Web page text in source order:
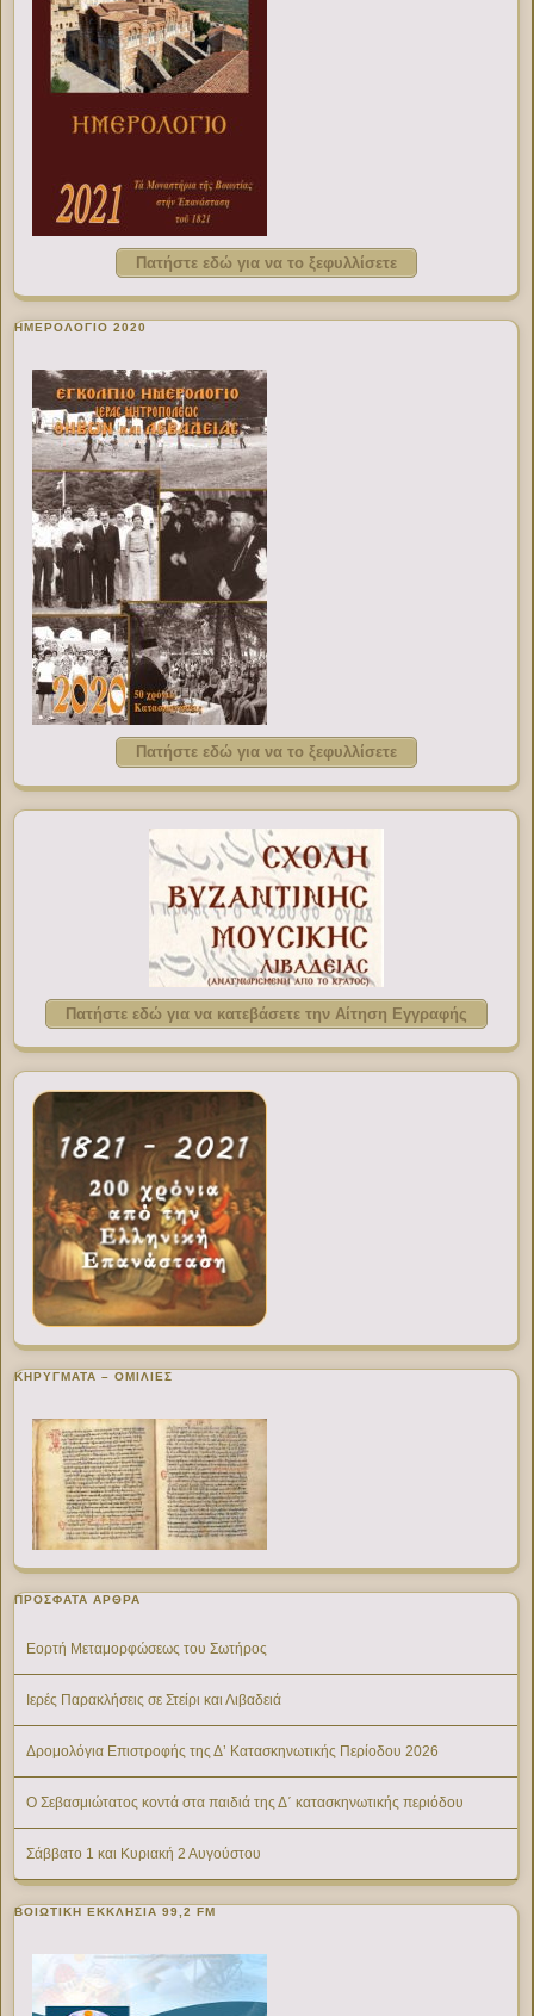
Πατήστε εδώ για να το ξεφυλλίσετε
ΗΜΕΡΟΛΟΓΙΟ 2020
Πατήστε εδώ για να το ξεφυλλίσετε
Πατήστε εδώ για να κατεβάσετε την Αίτηση Εγγραφής
ΚΗΡΥΓΜΑΤΑ – ΟΜΙΛΙΕΣ
ΠΡΌΣΦΑΤΑ ΆΡΘΡΑ
Εορτή Μεταμορφώσεως του Σωτήρος
Ιερές Παρακλήσεις σε Στείρι και Λιβαδειά
Δρομολόγια Επιστροφής της Δ’ Κατασκηνωτικής Περίοδου 2026
Ο Σεβασμιώτατος κοντά στα παιδιά της Δ΄ κατασκηνωτικής περιόδου
Σάββατο 1 και Κυριακή 2 Αυγούστου
ΒΟΙΩΤΙΚΉ ΕΚΚΛΗΣΊΑ 99,2 FM